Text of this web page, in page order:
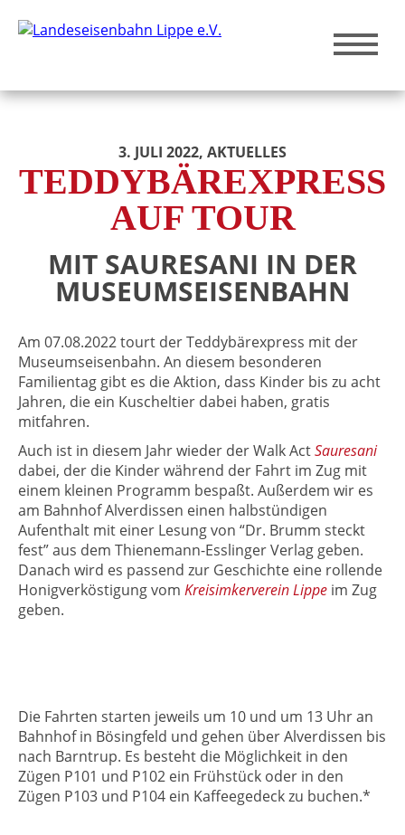
3. JULI 2022, AKTUELLES
TEDDYBÄREXPRESS
AUF TOUR
MIT SAURESANI IN DER
MUSEUMSEISENBAHN
Am 07.08.2022 tourt der Teddybärexpress mit der
Museumseisenbahn. An diesem besonderen
Familientag gibt es die Aktion, dass Kinder bis zu acht
Jahren, die ein Kuscheltier dabei haben, gratis
mitfahren.
Auch ist in diesem Jahr wieder der Walk ActSauresani
dabei, der die Kinder während der Fahrt im Zug mit
einem kleinen Programm bespaßt. Außerdem wir es
am Bahnhof Alverdissen einen halbstündigen
Aufenthalt mit einer Lesung von “Dr. Brumm steckt
fest” aus dem Thienemann-Esslinger Verlag geben.
Danach wird es passend zur Geschichte eine rollende
Honigverköstigung vom Kreisimkerverein Lippe im Zug
geben.
Die Fahrten starten jeweils um 10 und um 13 Uhr an
Bahnhof in Bösingfeld und gehen über Alverdissen bis
nach Barntrup. Es besteht die Möglichkeit in den
Zügen P101 und P102 ein Frühstück oder in den
Zügen P103 und P104 ein Kaffeegedeck zu buchen.*